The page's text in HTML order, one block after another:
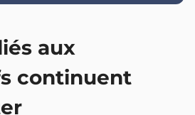
aux
continuent